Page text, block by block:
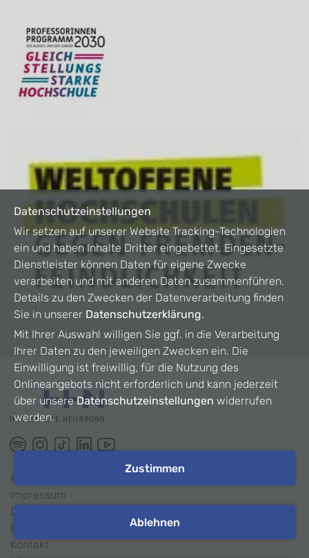
©
Impressum
Datenschutz
Barrierefreiheit
Kontakt
Datenschutzeinstellungen
Wir setzen auf unserer Website Tracking-Technologien
ein und haben Inhalte Dritter eingebettet. Eingesetzte
Dienstleister können Daten für eigene Zwecke
verarbeiten und mit anderen Daten zusammenführen.
Details zu den Zwecken der Datenverarbeitung finden
Sie in unserer Datenschutzerklärung.
Mit Ihrer Auswahl willigen Sie ggf. in die Verarbeitung
Ihrer Daten zu den jeweiligen Zwecken ein. Die
Einwilligung ist freiwillig, für die Nutzung des
Onlineangebots nicht erforderlich und kann jederzeit
über unsereDatenschutzeinstellungen widerrufen
werden.
Zustimmen
Ablehnen